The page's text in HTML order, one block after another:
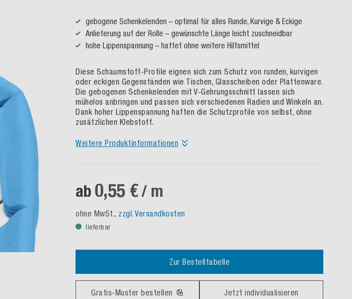
gebogene Schenkelenden – optimal für alles Runde, Kurvige & Eckige
Anlieferung auf der Rolle – gewünschte Länge leicht zuschneidbar
hohe Lippenspannung – haftet ohne weitere Hilfsmittel
Diese Schaumstoff-Profile eignen sich zum Schutz von runden, kurvigen
oder eckigen Gegenständen wie Tischen, Glasscheiben oder Plattenware.
Die gebogenen Schenkelenden mit V-Gehrungsschnitt lassen sich
mühelos anbringen und passen sich verschiedenen Radien und Winkeln an.
Dank hoher Lippenspannung haften die Schutzprofile von selbst, ohne
zusätzlichen Klebstoff.
Weitere Produktinformationen
ab 0,55 €/ m
ohne MwSt., zzgl. Versandkosten
lieferbar
Zur Bestelltabelle
Gratis-Muster bestellen Jetzt individualisieren